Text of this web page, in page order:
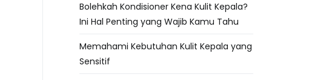
Bolehkah Kondisioner Kena Kulit Kepala?
Ini Hal Penting yang Wajib Kamu Tahu
Memahami Kebutuhan Kulit Kepala yang
Sensitif